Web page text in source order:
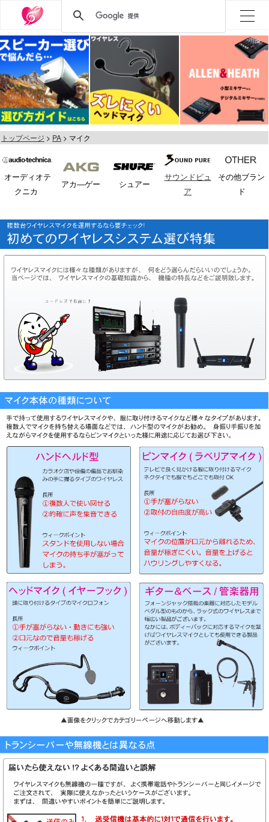
トップページ PA マイク
オーディオテ
クニカ
アカ―ゲー シュアー
サウンドピュ
ア
その他ブラン
ド